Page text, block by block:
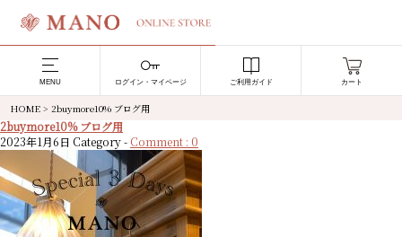
MENU ログイン・マイページ ご利用ガイド カート
HOME > 2buymore10% ブログ用
2buymore10% ブログ用
2023年1月6日 Category - Comment : 0